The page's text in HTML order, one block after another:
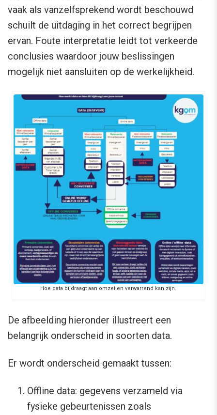
vaak als vanzelfsprekend wordt beschouwd
schuilt de uitdaging in het correct begrijpen
ervan. Foute interpretatie leidt tot verkeerde
conclusies waardoor jouw beslissingen
mogelijk niet aansluiten op de werkelijkheid.
Hoe data bijdraagt aan omzet en verwarrend kan zijn.
De afbeelding hieronder illustreert een
belangrijk onderscheid in soorten data.
Er wordt onderscheid gemaakt tussen:
Offline data: gegevens verzameld via
fysieke gebeurtenissen zoals